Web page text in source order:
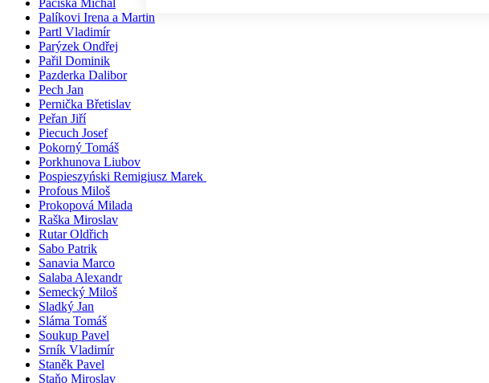
Pačiska Michal
Palíkovi Irena a Martin
Partl Vladimír
Parýzek Ondřej
Pařil Dominik
Pazderka Dalibor
Pech Jan
Pernička Břetislav
Peřan Jiří
Piecuch Josef
Pokorný Tomáš
Porkhunova Liubov
Pospieszyński Remigiusz Marek
Profous Miloš
Prokopová Milada
Raška Miroslav
Rutar Oldřich
Sabo Patrik
Sanavia Marco
Salaba Alexandr
Semecký Miloš
Sladký Jan
Sláma Tomáš
Soukup Pavel
Srník Vladimír
Staněk Pavel
Staňo Miroslav